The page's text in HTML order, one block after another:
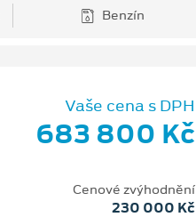
Benzín
Vaše cena s DPH
683 800 Kč
Cenové zvýhodnění
230 000 Kč